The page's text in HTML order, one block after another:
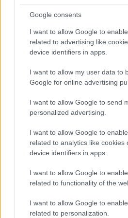
Google consents
I want to allow Google to
related to advertising like
device identifiers in apps.
I want to allow my user data to
Google for online advertising
I want to allow Google to send
personalized advertising.
I want to allow Google to
related to analytics like cookies
device identifiers in apps.
I want to allow Google to
related to functionality of the
I want to allow Google to
related to personalization.
forgalmazásban használt
jelenetfotót.
hallgatnivaló: 007
visszatér [spectre]